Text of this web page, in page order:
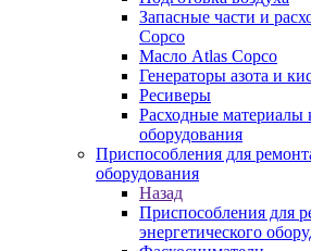
Запасные части и
Copco
Масло Atlas Copco
Генераторы азота и
Ресиверы
Расходные материалы
оборудования
Приспособления для
оборудования
Назад
Приспособления для
энергетического